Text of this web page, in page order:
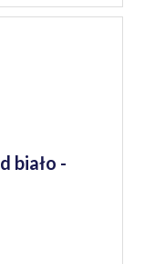
biało -